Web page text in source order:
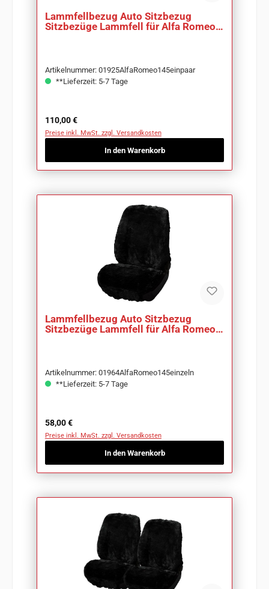
Lammfellbezug Auto Sitzbezug
Sitzbezüge Lammfell für Alfa Romeo
Artikelnummer: 01925AlfaRomeo145einpaar
**Lieferzeit: 5-7 Tage
Regulärer Preis:
110,00 €
Preise inkl. MwSt. zzgl. Versandkosten
In den Warenkorb
Lammfellbezug Auto Sitzbezug
Sitzbezüge Lammfell für Alfa Romeo
Artikelnummer: 01964AlfaRomeo145einzeln
**Lieferzeit: 5-7 Tage
Regulärer Preis:
58,00 €
Preise inkl. MwSt. zzgl. Versandkosten
In den Warenkorb